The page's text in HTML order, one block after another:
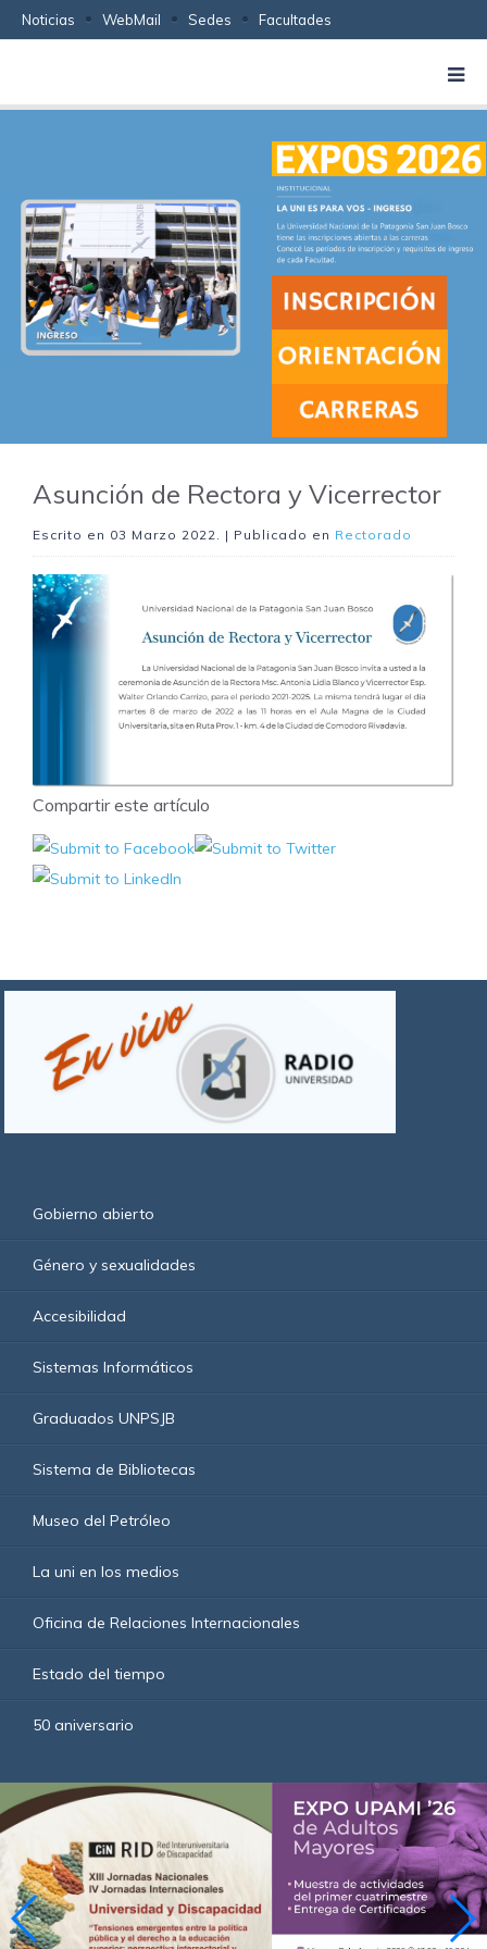
Noticias WebMail Sedes Facultades
Asunción de Rectora y Vicerrector
Escrito en 03 Marzo 2022. | Publicado en Rectorado
Compartir este artículo
Gobierno abierto
Género y sexualidades
Accesibilidad
Sistemas Informáticos
Graduados UNPSJB
Sistema de Bibliotecas
Museo del Petróleo
La uni en los medios
Oficina de Relaciones Internacionales
Estado del tiempo
50 aniversario